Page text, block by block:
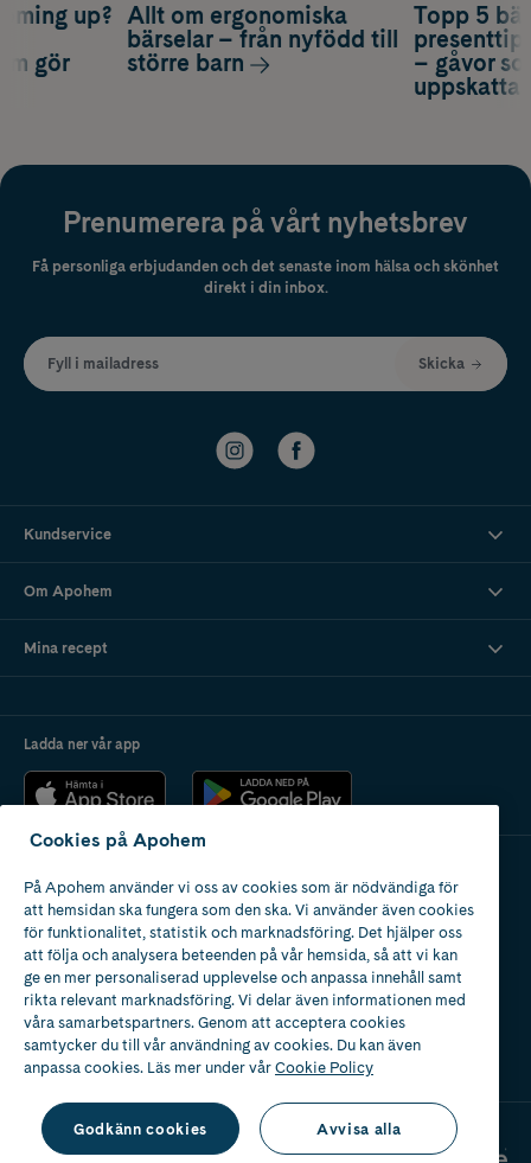
Topp 5
– gåvor
up?
gör
Allt om ergonomiska
bärselar – från nyfödd till
större barn
Prenumerera på vårt nyhetsbrev
Få personliga erbjudanden och det senaste inom hälsa och skönhet
direkt i din inbox.
Fyll i mailadress Skicka
Kundservice
Om Apohem
Mina recept
Ladda ner vår app
Apotek med tillstånd
av Läkemedelsverket
Cookies på Apohem
På Apohem använder vi oss av cookies som är nödvändiga för
att hemsidan ska fungera som den ska. Vi använder även cookies
för funktionalitet, statistik och marknadsföring. Det hjälper oss
att följa och analysera beteenden på vår hemsida, så att vi kan
ge en mer personaliserad upplevelse och anpassa innehåll samt
rikta relevant marknadsföring. Vi delar även informationen med
våra samarbetspartners. Genom att acceptera cookies
samtycker du till vår användning av cookies. Du kan även
anpassa cookies. Läs mer under vårCookie Policy
Godkänn cookies Avvisa alla